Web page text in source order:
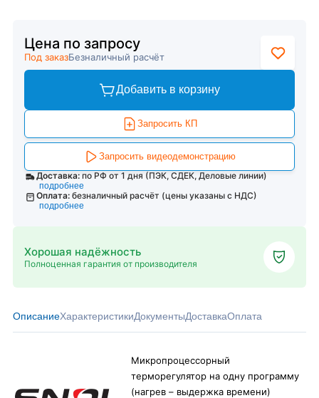
Цена по запросу
Под заказБезналичный расчёт
Добавить в корзину
Запросить КП
Запросить видеодемонстрацию
Доставка: по РФ от 1 дня (ПЭК, СДЕК, Деловые линии)
подробнее
Оплата: безналичный расчёт (цены указаны с НДС)
подробнее
Хорошая надёжность
Полноценная гарантия от производителя
ОписаниеХарактеристикиДокументыДоставкаОплата
Микропроцессорный
терморегулятор на одну программу
(нагрев – выдержка времени)